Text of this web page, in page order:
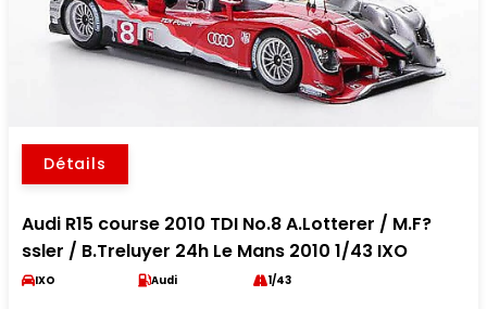
Détails
Audi R15 course 2010 TDI No.8 A.Lotterer / M.F?
ssler / B.Treluyer 24h Le Mans 2010 1/43 IXO
IXO Audi 1/43